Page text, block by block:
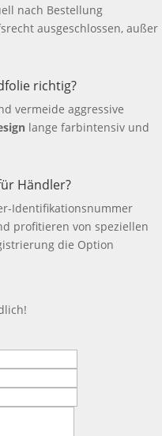
nach Bestellung
ausgeschlossen, außer
richtig?
vermeide aggressive
lange farbintensiv und
Händler?
Identifikationsnummer
profitieren von speziellen
die Option